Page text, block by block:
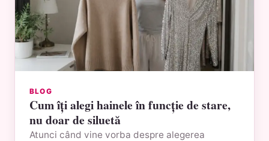
BLOG
Cum îți alegi hainele în funcție de stare,
nu doar de siluetă
Atunci când vine vorba despre alegerea